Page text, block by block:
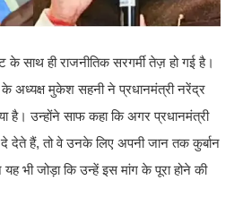
के साथ ही राजनीतिक सरगर्मी तेज़ हो गई है।
के अध्यक्ष मुकेश सहनी ने प्रधानमंत्री नरेंद्र
है। उन्होंने साफ कहा कि अगर प्रधानमंत्री
दे देते हैं, तो वे उनके लिए अपनी जान तक कुर्बान
भी जोड़ा कि उन्हें इस मांग के पूरा होने की